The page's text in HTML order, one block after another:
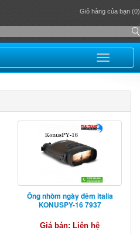
Giỏ hàng của bạn (0)
Ống nhòm ngày đêm italia
KONUSPY-16 7937
Giá bán: Liên hệ